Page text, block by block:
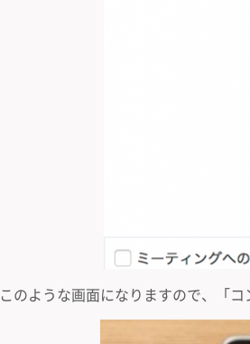
このような画面になりますので、「